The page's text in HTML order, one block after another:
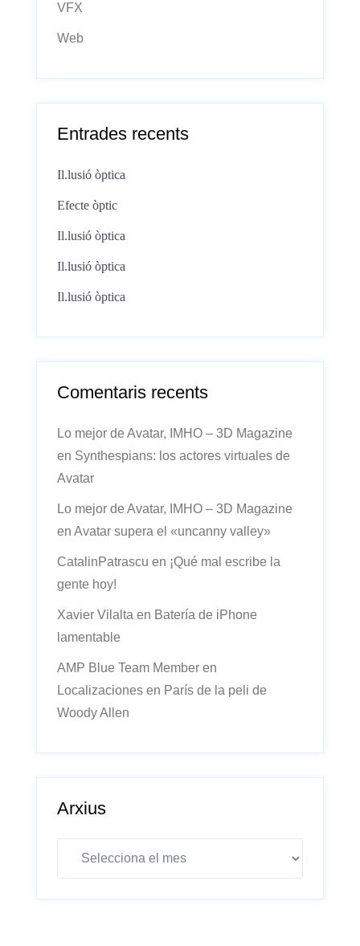
VFX
Web
Entrades recents
Il.lusió òptica
Efecte òptic
Il.lusió òptica
Il.lusió òptica
Il.lusió òptica
Comentaris recents
Lo mejor de Avatar, IMHO – 3D Magazine
en Synthespians: los actores virtuales de
Avatar
Lo mejor de Avatar, IMHO – 3D Magazine
en Avatar supera el «uncanny valley»
CatalinPatrascu en ¡Qué mal escribe la
gente hoy!
Xavier Vilalta en Batería de iPhone
lamentable
AMP Blue Team Member en
Localizaciones en París de la peli de
Woody Allen
Arxius